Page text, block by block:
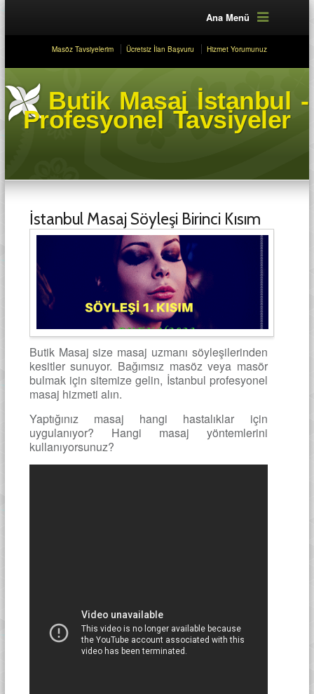
Ana Menü
Masöz Tavsiyelerim Ücretsiz İlan Başvuru Hizmet Yorumunuz
Butik Masaj İstanbul -
Profesyonel Tavsiyeler
İstanbul Masaj Söyleşi Birinci Kısım
Butik Masaj size masaj uzmanı söyleşilerinden
kesitler sunuyor. Bağımsız masöz veya masör
bulmak için sitemize gelin, İstanbul profesyonel
masaj hizmeti alın.
Yaptığınız masaj hangi hastalıklar için
uygulanıyor? Hangi masaj yöntemlerini
kullanıyorsunuz?